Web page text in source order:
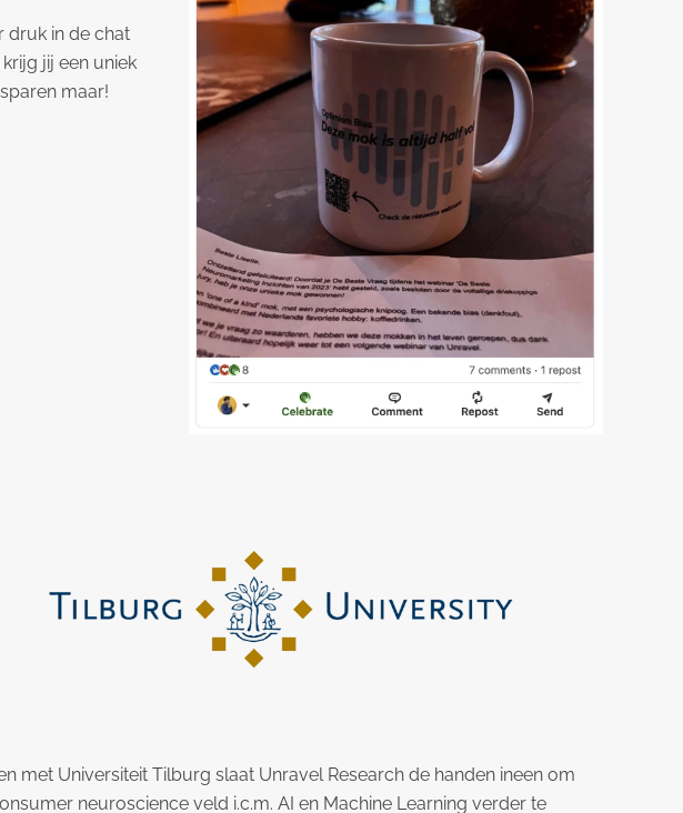
druk in de chat
jij een uniek
maar!
met Universiteit Tilburg slaat Unravel Research de handen ineen om
neuroscience veld i.c.m. AI en Machine Learning verder te